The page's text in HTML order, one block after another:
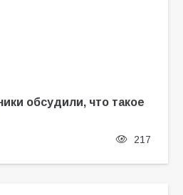
обсудили, что такое
217